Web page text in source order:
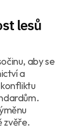
lesů
aby se
a
zvěře.